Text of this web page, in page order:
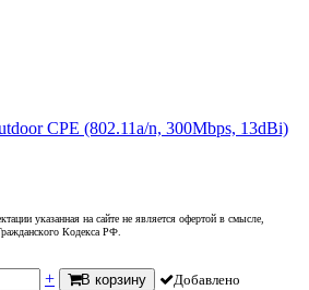
CPE (802.11a/n, 300Mbps, 13dBi)
указанная на сайте не является офертой в смысле,
Кодекса РФ.
+ В корзину Добавлено